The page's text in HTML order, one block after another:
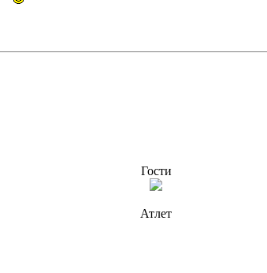
Гости
Атлет